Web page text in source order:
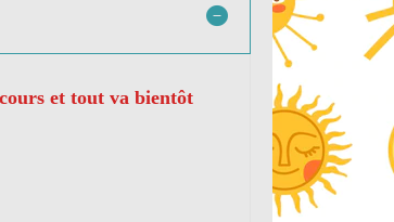
et tout va bientôt